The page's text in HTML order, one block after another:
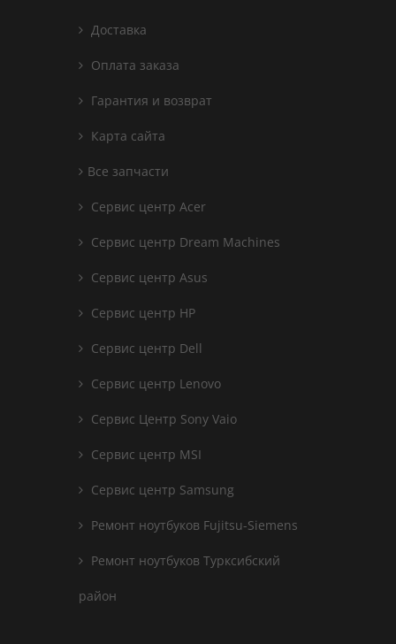
Доставка
Оплата заказа
Гарантия и возврат
Карта сайта
Все запчасти
Сервис центр Acer
Сервис центр Dream Machines
Сервис центр Asus
Сервис центр HP
Сервис центр Dell
Сервис центр Lenovo
Сервис Центр Sony Vaio
Сервис центр MSI
Сервис центр Samsung
Ремонт ноутбуков Fujitsu-Siemens
Ремонт ноутбуков Турксибский
район